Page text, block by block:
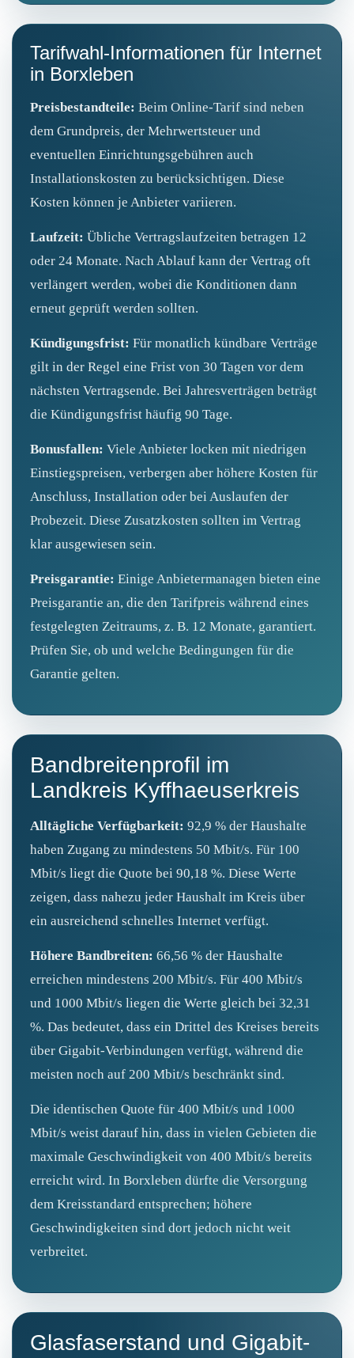
Tarifwahl-Informationen für Internet
in Borxleben
Preisbestandteile: Beim Online-Tarif sind neben
dem Grundpreis, der Mehrwertsteuer und
eventuellen Einrichtungsgebühren auch
Installationskosten zu berücksichtigen. Diese
Kosten können je Anbieter variieren.
Laufzeit: Übliche Vertragslaufzeiten betragen 12
oder 24 Monate. Nach Ablauf kann der Vertrag oft
verlängert werden, wobei die Konditionen dann
erneut geprüft werden sollten.
Kündigungsfrist: Für monatlich kündbare Verträge
gilt in der Regel eine Frist von 30 Tagen vor dem
nächsten Vertragsende. Bei Jahresverträgen beträgt
die Kündigungsfrist häufig 90 Tage.
Bonusfallen: Viele Anbieter locken mit niedrigen
Einstiegspreisen, verbergen aber höhere Kosten für
Anschluss, Installation oder bei Auslaufen der
Probezeit. Diese Zusatzkosten sollten im Vertrag
klar ausgewiesen sein.
Preisgarantie: Einige Anbietermanagen bieten eine
Preisgarantie an, die den Tarifpreis während eines
festgelegten Zeitraums, z. B. 12 Monate, garantiert.
Prüfen Sie, ob und welche Bedingungen für die
Garantie gelten.
Bandbreitenprofil im
Landkreis Kyffhaeuserkreis
Alltägliche Verfügbarkeit: 92,9 % der Haushalte
haben Zugang zu mindestens 50 Mbit/s. Für 100
Mbit/s liegt die Quote bei 90,18 %. Diese Werte
zeigen, dass nahezu jeder Haushalt im Kreis über
ein ausreichend schnelles Internet verfügt.
Höhere Bandbreiten: 66,56 % der Haushalte
erreichen mindestens 200 Mbit/s. Für 400 Mbit/s
und 1000 Mbit/s liegen die Werte gleich bei 32,31
%. Das bedeutet, dass ein Drittel des Kreises bereits
über Gigabit‑Verbindungen verfügt, während die
meisten noch auf 200 Mbit/s beschränkt sind.
Die identischen Quote für 400 Mbit/s und 1000
Mbit/s weist darauf hin, dass in vielen Gebieten die
maximale Geschwindigkeit von 400 Mbit/s bereits
erreicht wird. In Borxleben dürfte die Versorgung
dem Kreisstandard entsprechen; höhere
Geschwindigkeiten sind dort jedoch nicht weit
verbreitet.
Glasfaserstand und Gigabit-